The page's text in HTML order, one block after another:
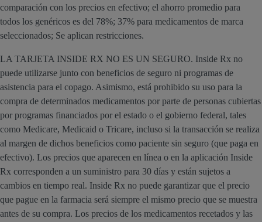
comparación con los precios en efectivo; el ahorro promedio para
todos los genéricos es del 78%; 37% para medicamentos de marca
seleccionados; Se aplican restricciones.
LA TARJETA INSIDE RX NO ES UN SEGURO. Inside Rx no
puede utilizarse junto con beneficios de seguro ni programas de
asistencia para el copago. Asimismo, está prohibido su uso para la
compra de determinados medicamentos por parte de personas cubiertas
por programas financiados por el estado o el gobierno federal, tales
como Medicare, Medicaid o Tricare, incluso si la transacción se realiza
al margen de dichos beneficios como paciente sin seguro (que paga en
efectivo). Los precios que aparecen en línea o en la aplicación Inside
Rx corresponden a un suministro para 30 días y están sujetos a
cambios en tiempo real. Inside Rx no puede garantizar que el precio
que pague en la farmacia será siempre el mismo precio que se muestra
antes de su compra. Los precios de los medicamentos recetados y las